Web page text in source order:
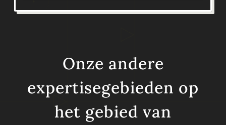
Onze andere
expertisegebieden op
het gebied van